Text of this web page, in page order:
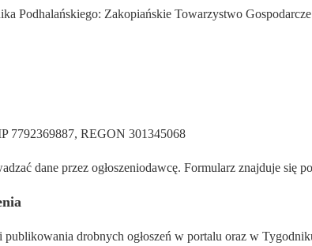
Podhalańskiego: Zakopiańskie Towarzystwo
7792369887, REGON 301345068
dane przez ogłoszeniodawcę. Formularz znajduje się
drobnych ogłoszeń w portalu oraz w